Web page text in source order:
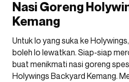
Nasi Goreng
Kemang
Untuk lo yang suka ke
boleh lo lewatkan. Siap-siap
buat menikmati nasi goreng
Holywings Backyard Kemang.